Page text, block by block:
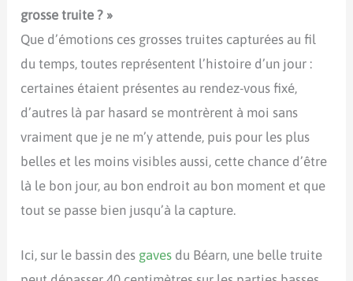
grosse truite ? »
Que d’émotions ces grosses truites capturées au fil
du temps, toutes représentent l’histoire d’un jour :
certaines étaient présentes au rendez-vous fixé,
d’autres là par hasard se montrèrent à moi sans
vraiment que je ne m’y attende, puis pour les plus
belles et les moins visibles aussi, cette chance d’être
là le bon jour, au bon endroit au bon moment et que
tout se passe bien jusqu’à la capture.
Ici, sur le bassin des gaves du Béarn, une belle truite